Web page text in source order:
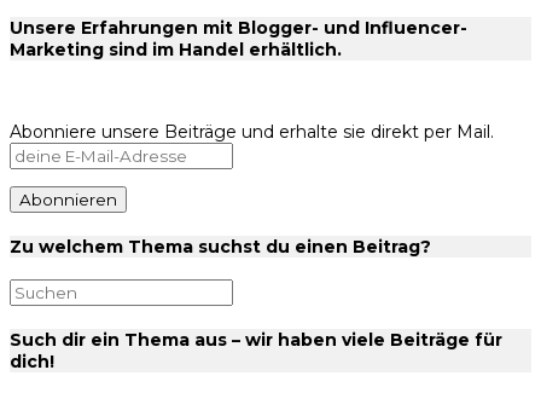
Unsere Erfahrungen mit Blogger- und Influencer-
Marketing sind im Handel erhältlich.
Abonniere unsere Beiträge und erhalte sie direkt per Mail.
Zu welchem Thema suchst du einen Beitrag?
Such dir ein Thema aus – wir haben viele Beiträge für
dich!